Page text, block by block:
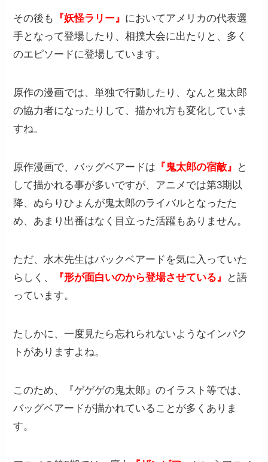
その後も 『妖怪ラリー』 においてアメリカの代表選
手となって登場したり、相撲大会に出たりと、多く
のエピソードに登場しています。
原作の漫画では、単独で行動したり、なんと鬼太郎
の協力者になったりして、描かれ方も変化していま
すね。
原作漫画で、バッグベアードは 『鬼太郎の宿敵』
と
して描かれる事が多いですが、アニメでは第3期以
降、ぬらりひょんが鬼太郎のライバルとなったた
め、あまり出番はなく目立った活躍もありません。
ただ、水木先生はバックベアードを気に入っていた
らしく、
『形が面白いのから登場させている』
と語
っています。
たしかに、一度見たら忘れられないようなインパク
トがありますよね。
このため、『ゲゲゲの鬼太郎』のイラスト等では、
バッグベアードが描かれていることが多くありま
す。